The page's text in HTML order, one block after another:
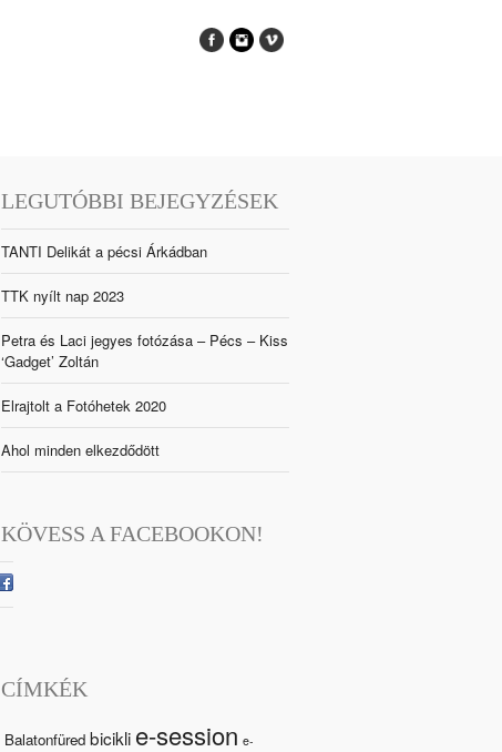
LEGUTÓBBI BEJEGYZÉSEK
TANTI Delikát a pécsi Árkádban
TTK nyílt nap 2023
Petra és Laci jegyes fotózása – Pécs – Kiss
‘Gadget’ Zoltán
Elrajtolt a Fotóhetek 2020
Ahol minden elkezdődött
KÖVESS A FACEBOOKON!
CÍMKÉK
Balatonfüred bicikli e-session e-